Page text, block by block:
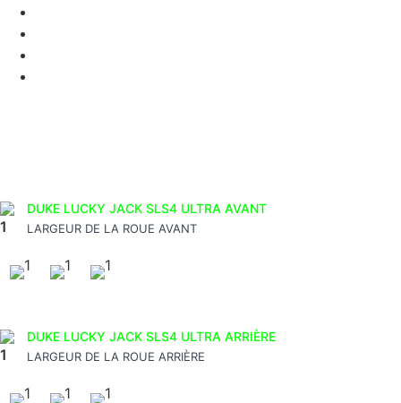
DUKE LUCKY JACK SLS4 ULTRA AVANT
LARGEUR DE LA ROUE AVANT
DUKE LUCKY JACK SLS4 ULTRA ARRIÈRE
LARGEUR DE LA ROUE ARRIÈRE